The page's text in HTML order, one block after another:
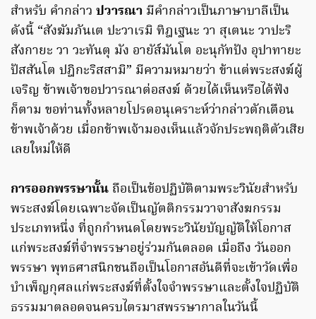
สำหรับ คำกล่าว ปวารณา มีคำกล่าวเป็นภาษาบาลีเป็น
ดังนี้ “สังฆัมภันเต ปะวาเรมิ ทิฎเฐนะ วา สุเตนะ วาปะริ
สังกายะ วา วะทันตุ มัง อายัส์มันโต อะนุกัทปัง อุปาทายะ
ปัสสันโต ปฎิกะริสสามิ” มีความหมายว่า ข้าแต่พระสงฆ์ผู้
เจริญ ข้าพเจ้าขอปวารณาต่อสงฆ์ ด้วยได้เห็นหรือได้ฟัง
ก็ตาม ขอท่านทั้งหลายโปรดอนุเคราะห์ว่ากล่าวตักเตือน
ข้าพเจ้าด้วย เมื่อกข้าพเจ้ามองเห็นแล้วจักประพฤติตัวเสีย
เลยใหม่ให้ดี
การออกพรรษานั้น ถือเป็นข้อปฏิบัติตามพระวินัยสำหรับ
พระสงฆ์โดยเฉพาะจัดเป็นญัตติกรรมวาจาสังฆกรรม
ประเภทหนึ่ง ที่ถูกกำหนดโดยพระวินัยบัญญัติให้โอกาส
แก่พระสงฆ์ที่จำพรรษาอยู่ร่วมกันตลอด เมื่อถึง วันออก
พรรษา พุทธศาสนิกชนถือเป็นโอกาสอันดีที่จะเข้าวัดเพื่อ
บำเพ็ญกุศลแก่พระสงฆ์ที่ตั้งใจจำพรรษาและตั้งใจปฏิบัติ
ธรรมมาตลอดจนครบไตรมาสพรรษากาลในวันนี้